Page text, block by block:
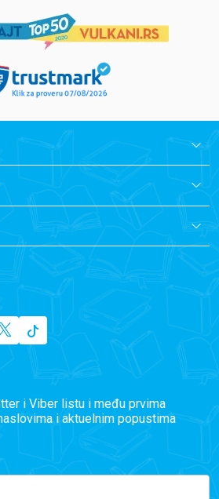
i Viber listu i među prvima
i aktuelnim popustima